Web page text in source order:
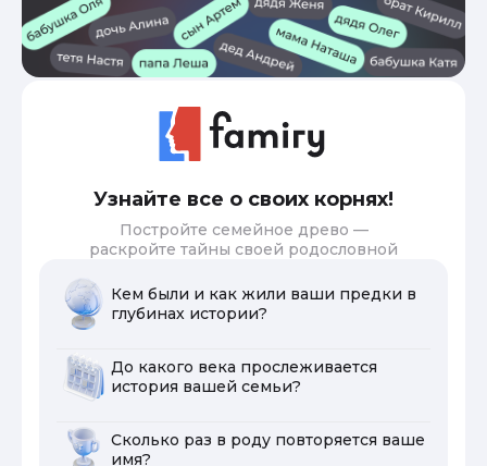
Узнайте все о своих корнях!
Постройте семейное древо —
раскройте тайны своей родословной
Кем были и как жили ваши предки в
глубинах истории?
До какого века прослеживается
история вашей семьи?
Сколько раз в роду повторяется ваше
имя?